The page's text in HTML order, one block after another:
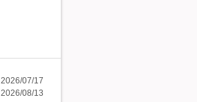
2026/07/17
2026/08/13